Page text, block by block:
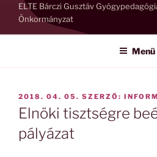
ELTE Bárczi Gusztáv
Önkormányzat
Menü
BEKÜLDVE:
2018. 04. 05. SZERZŐ:
Elnöki tisztségre
pályázat